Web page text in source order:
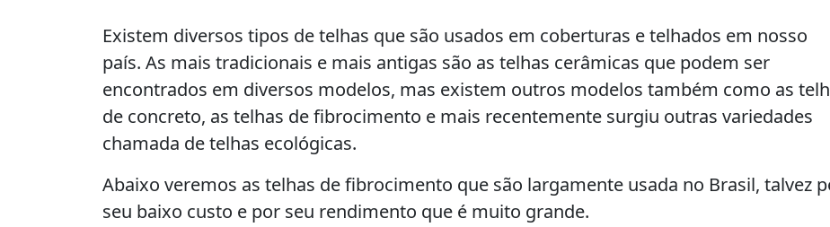
Existem diversos tipos de telhas que são usados em coberturas e telhados em nosso
país. As mais tradicionais e mais antigas são as telhas cerâmicas que podem ser
encontrados em diversos modelos, mas existem outros modelos também como as
de concreto, as telhas de fibrocimento e mais recentemente surgiu outras variedades
chamada de telhas ecológicas.
Abaixo veremos as telhas de fibrocimento que são largamente usada no Brasil, talvez
seu baixo custo e por seu rendimento que é muito grande.